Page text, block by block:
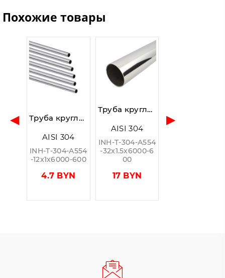
Похожие товары
◀
Труба круглая AISI 304, ASTM A554, Ø12.0×1.0×6000 мм, GRIT 600 (зеркальная)
AISI 304
INH-T-304-A554
-12x1x6000-600
4.7 BYN
Труба круглая AISI 304, A554, ⌀32.0x1.5x6000, GRIT 600 (зеркальная)
AISI 304
INH-T-304-A554
-32x1.5x6000-6
00
17 BYN
▶